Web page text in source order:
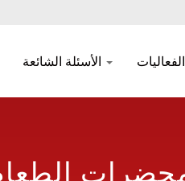
الفعاليات